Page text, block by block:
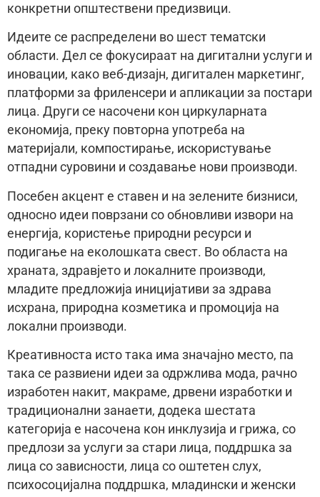
конкретни општествени предизвици.
Идеите се распределени во шест тематски
области. Дел се фокусираат на дигитални услуги и
иновации, како веб-дизајн, дигитален маркетинг,
платформи за фриленсери и апликации за постари
лица. Други се насочени кон циркуларната
економија, преку повторна употреба на
материјали, компостирање, искористување
отпадни суровини и создавање нови производи.
Посебен акцент е ставен и на зелените бизниси,
односно идеи поврзани со обновливи извори на
енергија, користење природни ресурси и
подигање на еколошката свест. Во областа на
храната, здравјето и локалните производи,
младите предложија иницијативи за здрава
исхрана, природна козметика и промоција на
локални производи.
Креативноста исто така има значајно место, па
така се развиени идеи за одржлива мода, рачно
изработен накит, макраме, дрвени изработки и
традиционални занаети, додека шестата
категорија е насочена кон инклузија и грижа, со
предлози за услуги за стари лица, поддршка за
лица со зависности, лица со оштетен слух,
психосоцијална поддршка, младински и женски